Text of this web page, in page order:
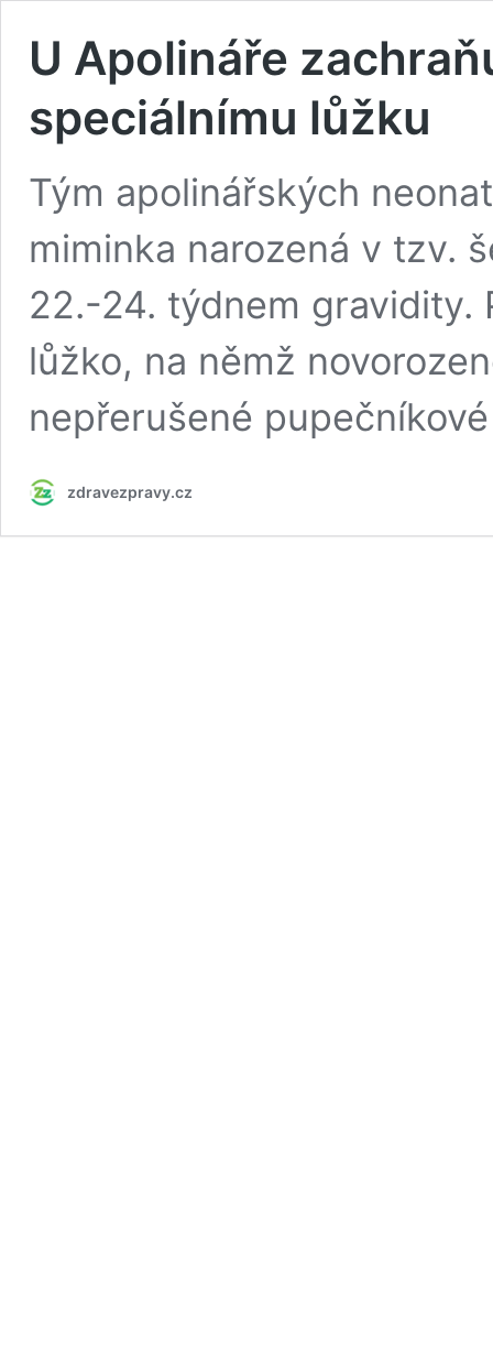
U Apolináře
speciálnímu lůžku
Tým apolinářských
miminka narozená v tzv.
22.-24. týdnem gravidity.
lůžko, na němž
nepřerušené
zdravezpravy.cz